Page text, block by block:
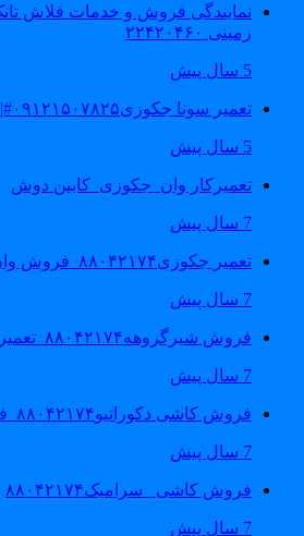
نمایندگی فروش و خدمات فلاش تانک
زمینی ۲۲۴۲۰۴۶۰
تعمیر سونا جکوزی۰۹۱۲۱۵۰۷۸۲۵#| Sauna | Jacuzzi
تعمیرکار وان_جکوزی_کابین دوش
تعمیر جکوزی۸۸۰۴۲۱۷۴_فروش وان جکوزی
فروش شیرگروهه۸۸۰۴۲۱۷۴_تعمیر شیرگروهه
فروش کاشی دکوراتیو۸۸۰۴۲۱۷۴_فروش کاشی بین کابینتی
فروش کاشی _سرامیک۸۸۰۴۲۱۷۴